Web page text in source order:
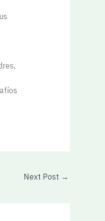
Next Post →